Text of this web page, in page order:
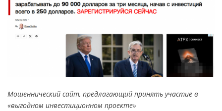
Мошеннический сайт, предлагающий принять участие в
«выгодном инвестиционном проекте»